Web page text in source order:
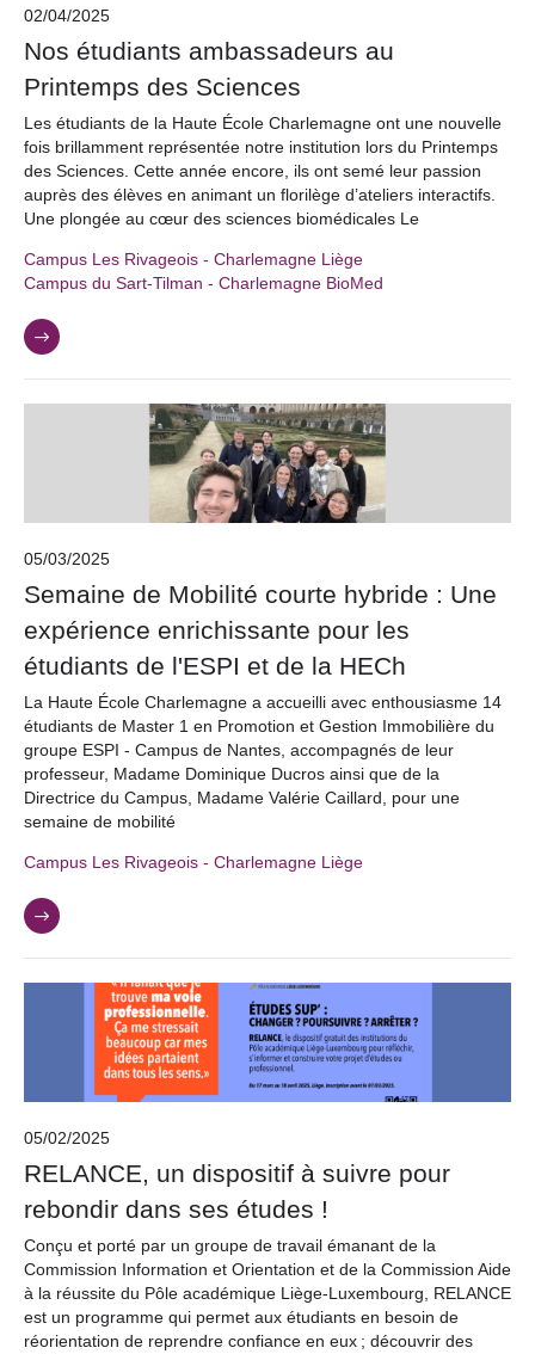
02/04/2025
Nos étudiants ambassadeurs au
Printemps des Sciences
Les étudiants de la Haute École Charlemagne ont une nouvelle
fois brillamment représentée notre institution lors du Printemps
des Sciences. Cette année encore, ils ont semé leur passion
auprès des élèves en animant un florilège d’ateliers interactifs.
Une plongée au cœur des sciences biomédicales Le
Campus Les Rivageois - Charlemagne Liège
Campus du Sart-Tilman - Charlemagne BioMed
05/03/2025
Semaine de Mobilité courte hybride : Une
expérience enrichissante pour les
étudiants de l'ESPI et de la HECh
La Haute École Charlemagne a accueilli avec enthousiasme 14
étudiants de Master 1 en Promotion et Gestion Immobilière du
groupe ESPI - Campus de Nantes, accompagnés de leur
professeur, Madame Dominique Ducros ainsi que de la
Directrice du Campus, Madame Valérie Caillard, pour une
semaine de mobilité
Campus Les Rivageois - Charlemagne Liège
05/02/2025
RELANCE, un dispositif à suivre pour
rebondir dans ses études !
Conçu et porté par un groupe de travail émanant de la
Commission Information et Orientation et de la Commission Aide
à la réussite du Pôle académique Liège-Luxembourg, RELANCE
est un programme qui permet aux étudiants en besoin de
réorientation de reprendre confiance en eux ; découvrir des